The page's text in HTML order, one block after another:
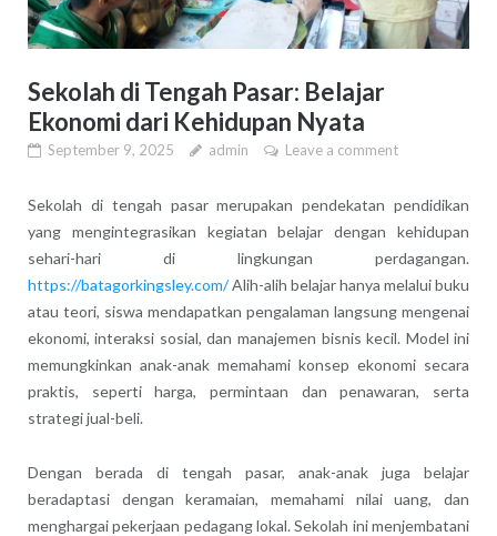
Sekolah di Tengah Pasar: Belajar
Ekonomi dari Kehidupan Nyata
September 9, 2025 admin Leave a comment
Sekolah di tengah pasar merupakan pendekatan pendidikan
yang mengintegrasikan kegiatan belajar dengan kehidupan
sehari-hari di lingkungan perdagangan.
https://batagorkingsley.com/Alih-alih belajar hanya melalui buku
atau teori, siswa mendapatkan pengalaman langsung mengenai
ekonomi, interaksi sosial, dan manajemen bisnis kecil. Model ini
memungkinkan anak-anak memahami konsep ekonomi secara
praktis, seperti harga, permintaan dan penawaran, serta
strategi jual-beli.
Dengan berada di tengah pasar, anak-anak juga belajar
beradaptasi dengan keramaian, memahami nilai uang, dan
menghargai pekerjaan pedagang lokal. Sekolah ini menjembatani